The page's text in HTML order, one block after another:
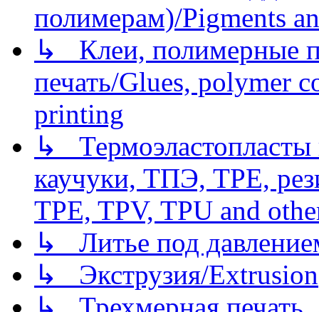
полимерам)/Pigments
↳ Клеи, полимерные
печать/Glues, polymer
printing
↳
каучуки, ТПЭ, TPE,
TPE, TPV, TPU and
↳ Литье под
↳ Экструзия/Extrusion